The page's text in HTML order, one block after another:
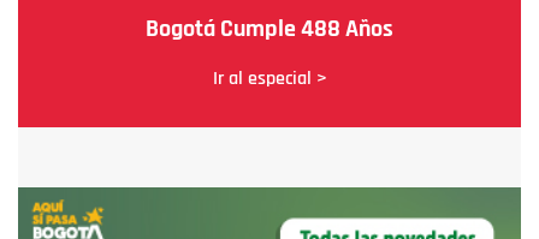
Bogotá Cumple 488 Años
Ir al especial >